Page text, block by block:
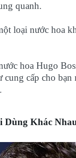
quanh.
loại nước hoa
hoa Hugo
cung cấp cho
Dùng Khác